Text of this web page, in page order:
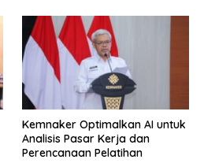
Kemnaker Optimalkan AI untuk
Analisis Pasar Kerja dan
Perencanaan Pelatihan